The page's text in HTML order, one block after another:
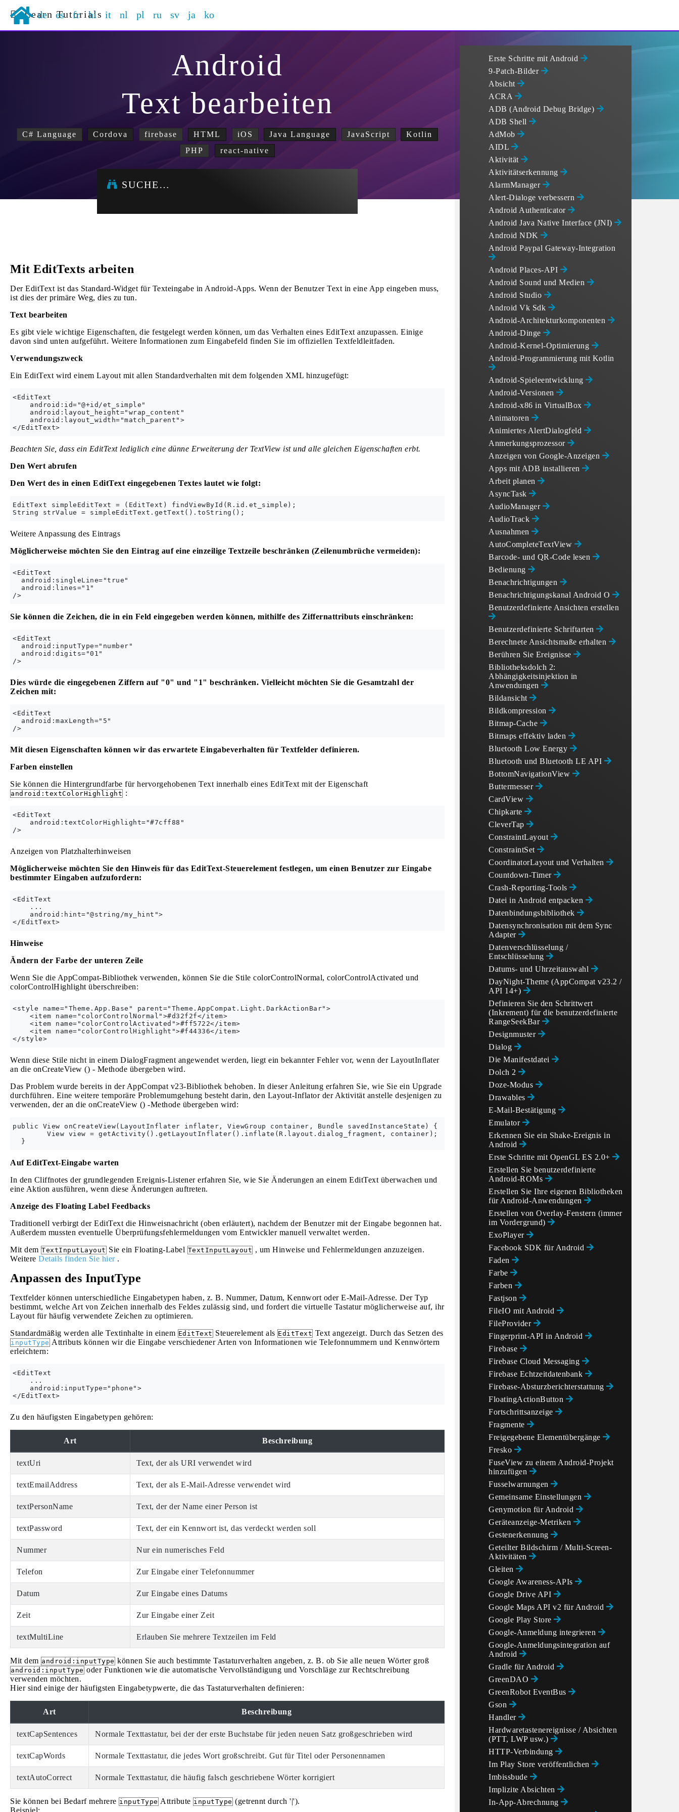
Learn Tutorials
de es fr hi it nl pl ru sv ja ko
Android
Text bearbeiten
C# Language Cordova firebase HTML iOS Java Language JavaScript
Kotlin
PHP
react-native
SUCHE…
Mit EditTexts arbeiten
Der EditText ist das Standard-Widget für Texteingabe in Android-Apps. Wenn der Benutzer Text in eine App eingeben muss,
ist dies der primäre Weg, dies zu tun.
Text bearbeiten
Es gibt viele wichtige Eigenschaften, die festgelegt werden können, um das Verhalten eines EditText anzupassen. Einige
davon sind unten aufgeführt. Weitere Informationen zum Eingabefeld finden Sie im offiziellen Textfeldleitfaden.
Verwendungszweck
Ein EditText wird einem Layout mit allen Standardverhalten mit dem folgenden XML hinzugefügt:
<EditText
    android:id="@+id/et_simple"
    android:layout_height="wrap_content"
    android:layout_width="match_parent">
Beachten Sie, dass ein EditText lediglich eine dünne Erweiterung der TextView ist und alle gleichen Eigenschaften erbt.
Den Wert abrufen
Den Wert des in einen EditText eingegebenen Textes lautet wie folgt:
EditText simpleEditText = (EditText) findViewById(R.id.et_simple);
Weitere Anpassung des Eintrags
Möglicherweise möchten Sie den Eintrag auf eine einzeilige Textzeile beschränken (Zeilenumbrüche vermeiden):
<EditText
  android:singleLine="true"
  android:lines="1"
Sie können die Zeichen, die in ein Feld eingegeben werden können, mithilfe des Ziffernattributs einschränken:
<EditText
  android:inputType="number"
  android:digits="01"
Dies würde die eingegebenen Ziffern auf "0" und "1" beschränken. Vielleicht möchten Sie die Gesamtzahl der
Zeichen mit:
<EditText
  android:maxLength="5"
Mit diesen Eigenschaften können wir das erwartete Eingabeverhalten für Textfelder definieren.
Farben einstellen
Sie können die Hintergrundfarbe für hervorgehobenen Text innerhalb eines EditText mit der Eigenschaft
android:textColorHighlight :
<EditText
    android:textColorHighlight="#7cff88"
Anzeigen von Platzhalterhinweisen
Möglicherweise möchten Sie den Hinweis für das EditText-Steuerelement festlegen, um einen Benutzer zur Eingabe
bestimmter Eingaben aufzufordern:
<EditText
    ...
    android:hint="@string/my_hint">
Hinweise
Ändern der Farbe der unteren Zeile
Wenn Sie die AppCompat-Bibliothek verwenden, können Sie die Stile colorControlNormal, colorControlActivated und
colorControlHighlight überschreiben:
<style name="Theme.App.Base" parent="Theme.AppCompat.Light.DarkActionBar">
    <item name="colorControlNormal">#d32f2f</item>
    <item name="colorControlActivated">#ff5722</item>
    <item name="colorControlHighlight">#f44336</item>
Wenn diese Stile nicht in einem DialogFragment angewendet werden, liegt ein bekannter Fehler vor, wenn der LayoutInflater
an die onCreateView () - Methode übergeben wird.
Das Problem wurde bereits in der AppCompat v23-Bibliothek behoben. In dieser Anleitung erfahren Sie, wie Sie ein Upgrade
durchführen. Eine weitere temporäre Problemumgehung besteht darin, den Layout-Inflator der Aktivität anstelle desjenigen zu
verwenden, der an die onCreateView () -Methode übergeben wird:
public View onCreateView(LayoutInflater inflater, ViewGroup container, Bundle savedInstanceState) {
        View view = getActivity().getLayoutInflater().inflate(R.layout.dialog_fragment, container);
Auf EditText-Eingabe warten
In den Cliffnotes der grundlegenden Ereignis-Listener erfahren Sie, wie Sie Änderungen an einem EditText überwachen und
eine Aktion ausführen, wenn diese Änderungen auftreten.
Anzeige des Floating Label Feedbacks
Traditionell verbirgt der EditText die Hinweisnachricht (oben erläutert), nachdem der Benutzer mit der Eingabe begonnen hat.
Außerdem mussten eventuelle Überprüfungsfehlermeldungen vom Entwickler manuell verwaltet werden.
Mit dem TextInputLayout Sie ein Floating-Label TextInputLayout , um Hinweise und Fehlermeldungen anzuzeigen.
Weitere Details finden Sie hier.
Anpassen des InputType
Textfelder können unterschiedliche Eingabetypen haben, z. B. Nummer, Datum, Kennwort oder E-Mail-Adresse. Der Typ
bestimmt, welche Art von Zeichen innerhalb des Feldes zulässig sind, und fordert die virtuelle Tastatur möglicherweise auf, ihr
Layout für häufig verwendete Zeichen zu optimieren.
Standardmäßig werden alle Textinhalte in einem EditText Steuerelement als EditText Text angezeigt. Durch das Setzen des
inputType Attributs können wir die Eingabe verschiedener Arten von Informationen wie Telefonnummern und Kennwörtern
erleichtern:
<EditText
    ...
    android:inputType="phone">
Zu den häufigsten Eingabetypen gehören:
Art Beschreibung
textUri Text, der als URI verwendet wird
textEmailAddress Text, der als E-Mail-Adresse verwendet wird
textPersonName Text, der der Name einer Person ist
textPassword Text, der ein Kennwort ist, das verdeckt werden soll
Nummer Nur ein numerisches Feld
Telefon Zur Eingabe einer Telefonnummer
Datum Zur Eingabe eines Datums
Zeit Zur Eingabe einer Zeit
textMultiLine Erlauben Sie mehrere Textzeilen im Feld
Mit dem android:inputType können Sie auch bestimmte Tastaturverhalten angeben, z. B. ob Sie alle neuen Wörter groß
android:inputType oder Funktionen wie die automatische Vervollständigung und Vorschläge zur Rechtschreibung
verwenden möchten.
Hier sind einige der häufigsten Eingabetypwerte, die das Tastaturverhalten definieren:
Art Beschreibung
textCapSentences Normale Texttastatur, bei der der erste Buchstabe für jeden neuen Satz großgeschrieben wird
textCapWords Normale Texttastatur, die jedes Wort großschreibt. Gut für Titel oder Personennamen
textAutoCorrect Normale Texttastatur, die häufig falsch geschriebene Wörter korrigiert
Sie können bei Bedarf mehrere inputType Attribute inputType (getrennt durch '|').
Beispiel:
Erste Schritte mit Android
9-Patch-Bilder
Absicht
ACRA
ADB (Android Debug Bridge)
ADB Shell
AdMob
AIDL
Aktivität
Aktivitätserkennung
AlarmManager
Alert-Dialoge verbessern
Android Authenticator
Android Java Native Interface (JNI)
Android NDK
Android Paypal Gateway-Integration
Android Places-API
Android Sound und Medien
Android Studio
Android Vk Sdk
Android-Architekturkomponenten
Android-Dinge
Android-Kernel-Optimierung
Android-Programmierung mit Kotlin
Android-Spieleentwicklung
Android-Versionen
Android-x86 in VirtualBox
Animatoren
Animiertes AlertDialogfeld
Anmerkungsprozessor
Anzeigen von Google-Anzeigen
Apps mit ADB installieren
Arbeit planen
AsyncTask
AudioManager
AudioTrack
Ausnahmen
AutoCompleteTextView
Barcode- und QR-Code lesen
Bedienung
Benachrichtigungen
Benachrichtigungskanal Android O
Benutzerdefinierte Ansichten erstellen
Benutzerdefinierte Schriftarten
Berechnete Ansichtsmaße erhalten
Berühren Sie Ereignisse
Bibliotheksdolch 2:
Abhängigkeitsinjektion in
Anwendungen
Bildansicht
Bildkompression
Bitmap-Cache
Bitmaps effektiv laden
Bluetooth Low Energy
Bluetooth und Bluetooth LE API
BottomNavigationView
Buttermesser
CardView
Chipkarte
CleverTap
ConstraintLayout
ConstraintSet
CoordinatorLayout und Verhalten
Countdown-Timer
Crash-Reporting-Tools
Datei in Android entpacken
Datenbindungsbibliothek
Datensynchronisation mit dem Sync
Adapter
Datenverschlüsselung /
Entschlüsselung
Datums- und Uhrzeitauswahl
DayNight-Theme (AppCompat v23.2 /
API 14+)
Definieren Sie den Schrittwert
(Inkrement) für die benutzerdefinierte
RangeSeekBar
Designmuster
Dialog
Die Manifestdatei
Dolch 2
Doze-Modus
Drawables
E-Mail-Bestätigung
Emulator
Erkennen Sie ein Shake-Ereignis in
Android
Erste Schritte mit OpenGL ES 2.0+
Erstellen Sie benutzerdefinierte
Android-ROMs
Erstellen Sie Ihre eigenen Bibliotheken
für Android-Anwendungen
Erstellen von Overlay-Fenstern (immer
im Vordergrund)
ExoPlayer
Facebook SDK für Android
Faden
Farbe
Farben
Fastjson
FileIO mit Android
FileProvider
Fingerprint-API in Android
Firebase
Firebase Cloud Messaging
Firebase Echtzeitdatenbank
Firebase-Absturzberichterstattung
FloatingActionButton
Fortschrittsanzeige
Fragmente
Freigegebene Elementübergänge
Fresko
FuseView zu einem Android-Projekt
hinzufügen
Fusselwarnungen
Gemeinsame Einstellungen
Genymotion für Android
Geräteanzeige-Metriken
Gestenerkennung
Geteilter Bildschirm / Multi-Screen-
Aktivitäten
Gleiten
Google Awareness-APIs
Google Drive API
Google Maps API v2 für Android
Google Play Store
Google-Anmeldung integrieren
Google-Anmeldungsintegration auf
Android
Gradle für Android
GreenDAO
GreenRobot EventBus
Gson
Handler
Hardwaretastenereignisse / Absichten
(PTT, LWP usw.)
HTTP-Verbindung
Im Play Store veröffentlichen
Imbissbude
Implizite Absichten
In-App-Abrechnung